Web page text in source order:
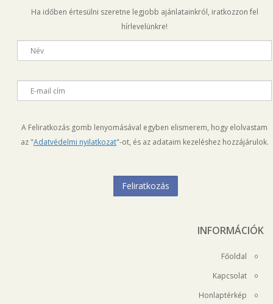
Ha időben értesülni szeretne legjobb ajánlatainkról, iratkozzon fel
hírlevelünkre!
Név
E-mail cím
A Feliratkozás gomb lenyomásával egyben elismerem, hogy elolvastam
az "Adatvédelmi nyilatkozat"-ot, és az adataim kezeléshez hozzájárulok.
INFORMÁCIÓK
Főoldal
Kapcsolat
Honlaptérkép